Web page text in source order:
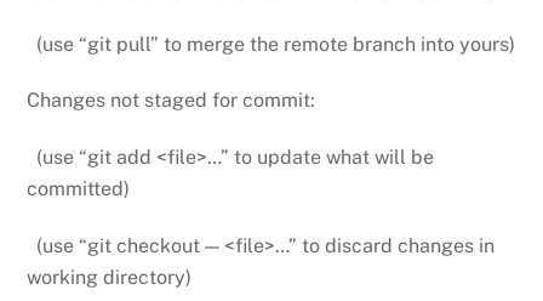
(use “git pull” to merge the remote branch into yours)
Changes not staged for commit:
(use “git add <file>…” to update what will be
committed)
(use “git checkout — <file>…” to discard changes in
working directory)